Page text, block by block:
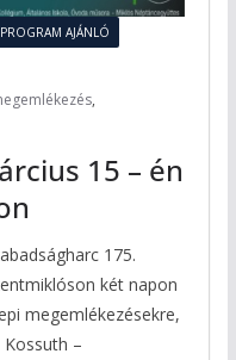
PROGRAM AJÁNLÓ
,
15 – én
175.
két napon
megemlékezésekre,
–